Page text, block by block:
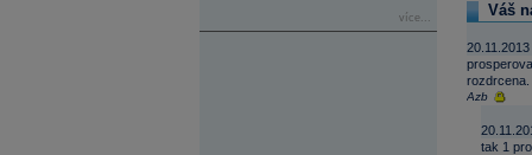
více... Váš
rozdrcena.
Azb
tak 1